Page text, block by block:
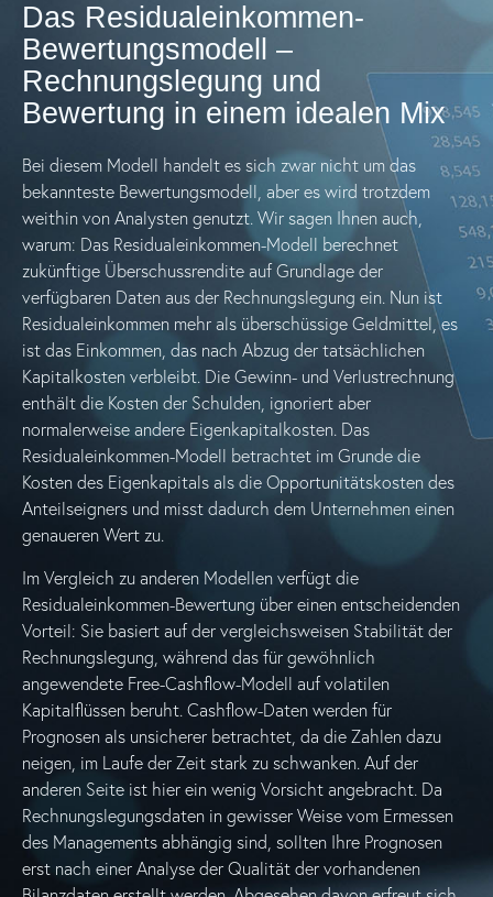
Das Residualeinkommen-
Bewertungsmodell –
Rechnungslegung und
Bewertung in einem idealen Mix
Bei diesem Modell handelt es sich zwar nicht um das
bekannteste Bewertungsmodell, aber es wird trotzdem
weithin von Analysten genutzt. Wir sagen Ihnen auch,
warum: Das Residualeinkommen-Modell berechnet
zukünftige Überschussrendite auf Grundlage der
verfügbaren Daten aus der Rechnungslegung ein. Nun ist
Residualeinkommen mehr als überschüssige Geldmittel, es
ist das Einkommen, das nach Abzug der tatsächlichen
Kapitalkosten verbleibt. Die Gewinn- und Verlustrechnung
enthält die Kosten der Schulden, ignoriert aber
normalerweise andere Eigenkapitalkosten. Das
Residualeinkommen-Modell betrachtet im Grunde die
Kosten des Eigenkapitals als die Opportunitätskosten des
Anteilseigners und misst dadurch dem Unternehmen einen
genaueren Wert zu.
Im Vergleich zu anderen Modellen verfügt die
Residualeinkommen-Bewertung über einen entscheidenden
Vorteil: Sie basiert auf der vergleichsweisen Stabilität der
Rechnungslegung, während das für gewöhnlich
angewendete Free-Cashflow-Modell auf volatilen
Kapitalflüssen beruht. Cashflow-Daten werden für
Prognosen als unsicherer betrachtet, da die Zahlen dazu
neigen, im Laufe der Zeit stark zu schwanken. Auf der
anderen Seite ist hier ein wenig Vorsicht angebracht. Da
Rechnungslegungsdaten in gewisser Weise vom Ermessen
des Managements abhängig sind, sollten Ihre Prognosen
erst nach einer Analyse der Qualität der vorhandenen